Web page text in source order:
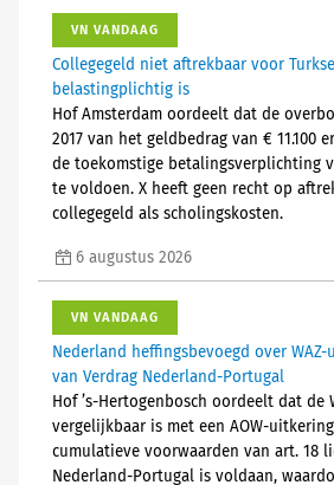
VN VANDAAG
Collegegeld niet aftrekbaar voor
belastingplichtig is
Hof Amsterdam oordeelt dat de
2017 van het geldbedrag van € 11.100
de toekomstige betalingsverplichting
te voldoen. X heeft geen recht op
collegegeld als scholingskosten.
6 augustus 2026
VN VANDAAG
Nederland heffingsbevoegd over
van Verdrag Nederland-Portugal
Hof ’s-Hertogenbosch oordeelt dat de
vergelijkbaar is met een AOW-
cumulatieve voorwaarden van art. 18
Nederland-Portugal is voldaan,